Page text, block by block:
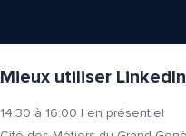
Mieux utiliser LinkedIn
14:30 à 16:00 | en présentiel